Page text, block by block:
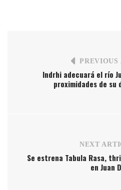
PREVIOUS
Indrhi adecuará el río
proximidades de su
NEXT
Se estrena Tabula Rasa,
en Juan